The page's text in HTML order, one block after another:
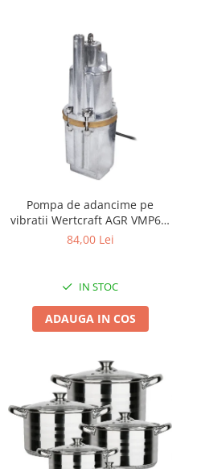
Chiuvete inox
Coloane de dus
Tapet 3D Autoadeziv
Climatizare si echipamente de
Aere conditionate
Echipamente pt incalzire
Panouri solare
Paturi electrice cu incalzire
Umidificatoare
Ventilatoare
Kituri de siguranta si supravietuire
Kit-uri siguranta auto
Kit-uri Supravietuire si Accesorii
Camping
Curatenie si menaj
Accesorii ingrijire casa
Accesorii maturi, mopuri si galeti
Pompa de adancime pe
vibratii Wertcraft AGR VMP60,
600 W, 90m refulare
84,00 Lei
IN STOC
ADAUGA IN COS